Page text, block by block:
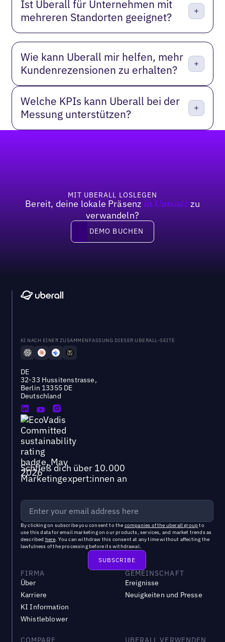
Ist Uberall für Unternehmen mit
mehreren Standorten geeignet?
Wie kann Uberall mir helfen, mehr
Kundenrezensionen zu erhalten?
Welche KPIs kann Uberall bei der
Messung unterstützen?
MIT UBERALL LOSLEGEN
Bereit, deine lokale Präsenz in Umsatzzu
verwandeln?
DEMO BUCHEN
DEMO BUCHEN
KI NACH EINER ZUSAMMENFASSUNG DIESER UBERALL-SEITE
DE
32-33 Hussitenstrasse,
Berlin 13355 DE
Deutschland
Schließ dich über 10.000
Marketingexpert:innen an
By clicking on subscribe you consent to the companies of the uberall groupto
use this data for email marketing on our products, services, and market trends as
described here. You can withdraw this consent at any time without affecting the
lawfulness of the processing before its withdrawal.
FIRMA
Über
Karriere
KI Information
Whistleblower
GEMEINSCHAFT
Ereignisse
Neuigkeiten und Presse